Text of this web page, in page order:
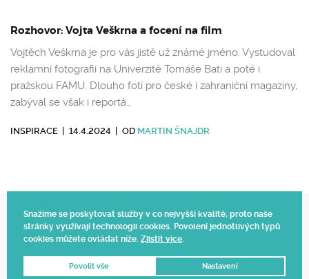
Snažíme se poskytovat služby v co nejvyšší kvalitě, proto naše
stránky využívají technologii cookies. Povolení jednotlivých typů
cookies můžete ovládat níže. Zjistit více.
Povolit vše Nastavení
Rozhovor: Vojta Veškrna a focení na film
Vojtěch Veškrna je pro vás jistě už známé jméno. Vystudoval
reklamní fotografii na Univerzitě Tomáše Bati a poté i
pražskou FAMU. Dlouho fotí pro české i zahraniční magazíny,
zabýval se však i reportá…
INSPIRACE 14.4.2024 OD MARTIN ŠNAJDR
Web vytvořil Polagraph
© 2025.